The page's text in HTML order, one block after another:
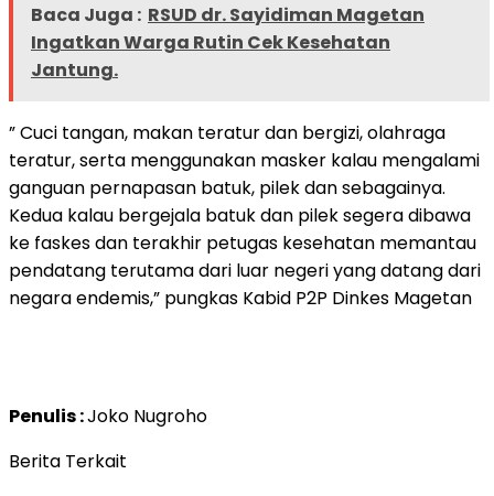
Baca Juga : RSUD dr. Sayidiman Magetan
Ingatkan Warga Rutin Cek Kesehatan
Jantung.
” Cuci tangan, makan teratur dan bergizi, olahraga
teratur, serta menggunakan masker kalau mengalami
ganguan pernapasan batuk, pilek dan sebagainya.
Kedua kalau bergejala batuk dan pilek segera dibawa
ke faskes dan terakhir petugas kesehatan memantau
pendatang terutama dari luar negeri yang datang dari
negara endemis,” pungkas Kabid P2P Dinkes Magetan
Penulis :Joko Nugroho
Berita Terkait